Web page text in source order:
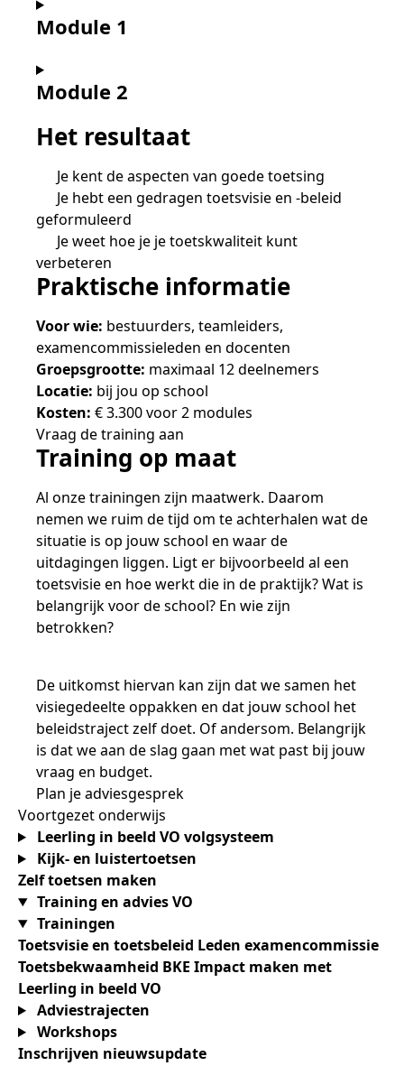
Module 1
Module 2
Het resultaat
Je kent de aspecten van goede toetsing
Je hebt een gedragen toetsvisie en -beleid
geformuleerd
Je weet hoe je je toetskwaliteit kunt
verbeteren
Praktische informatie
Voor wie: bestuurders, teamleiders,
examencommissieleden en docenten
Groepsgrootte: maximaal 12 deelnemers
Locatie: bij jou op school
Kosten: € 3.300 voor 2 modules
Vraag de training aan
Training op maat
Al onze trainingen zijn maatwerk. Daarom
nemen we ruim de tijd om te achterhalen wat de
situatie is op jouw school en waar de
uitdagingen liggen. Ligt er bijvoorbeeld al een
toetsvisie en hoe werkt die in de praktijk? Wat is
belangrijk voor de school? En wie zijn
betrokken?
De uitkomst hiervan kan zijn dat we samen het
visiegedeelte oppakken en dat jouw school het
beleidstraject zelf doet. Of andersom. Belangrijk
is dat we aan de slag gaan met wat past bij jouw
vraag en budget.
Plan je adviesgesprek
Voortgezet onderwijs
Leerling in beeld VO volgsysteem
Kijk- en luistertoetsen
Zelf toetsen maken
Training en advies VO
Trainingen
Toetsvisie en toetsbeleid Leden examencommissie
Toetsbekwaamheid BKE Impact maken met
Leerling in beeld VO
Adviestrajecten
Workshops
Inschrijven nieuwsupdate